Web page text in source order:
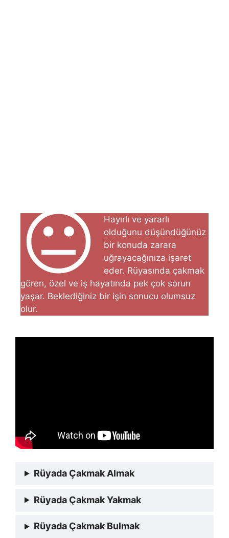
😐
Hayırlı ve yararlı
olduğunu düşündüğünüz
bir ko­nuda zarara
uğrayacağınıza işaret
eder. Rüyasında çakmak
gören, özel ve iş hayatında pek çok sorun
yaşar. Beklediğiniz bir işin sonucu olumsuz
olur.
Rüyada Çakmak Almak
Rüyada Çakmak Yakmak
Rüyada Çakmak Bulmak